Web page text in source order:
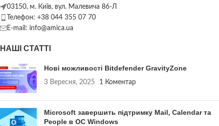
03150, м. Київ, вул. Малевича 86-Л
Телефон: +38 044 355 07 70
E-mail: info@amica.ua
НАШІ СТАТТІ
Нові можливості Bitdefender GravityZone
3 Вересня, 2025 1 Коментар
Microsoft завершить підтримку Mail, Calendar та
People в ОС Windows